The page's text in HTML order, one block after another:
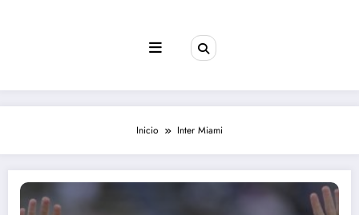
Inicio Inter Miami